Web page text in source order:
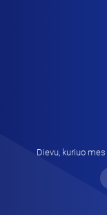
Dievu, kuriuo